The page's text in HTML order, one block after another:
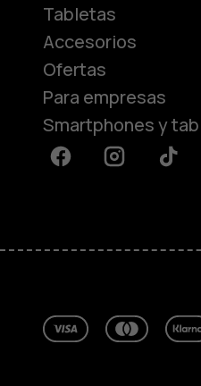
Blog
Tabletas
Accesorios
Ofertas
Para empresas
Smartphones y
FacebookInstagramTiktok